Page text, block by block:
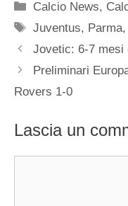
Categorie
Calcio News,
Tag
Juventus, Parma,
Jovetic: 6-7 mesi
Preliminari
Rovers 1-0
Lascia un